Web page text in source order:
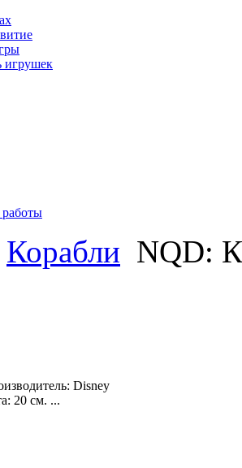
игрушек
Корабли NQD:
Disney
20 см. ...